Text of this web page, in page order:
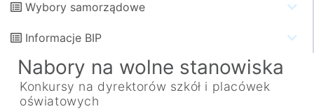
Wybory samorządowe
Informacje BIP
Nabory na wolne stanowiska
Konkursy na dyrektorów szkół i placówek
oświatowych